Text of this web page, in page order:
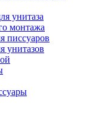
унитаза
монтажа
писсуаров
унитазов